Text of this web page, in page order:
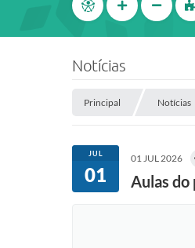
Notícias
Principal Notícias
JUL
01
01 JUL 2026
Aulas do